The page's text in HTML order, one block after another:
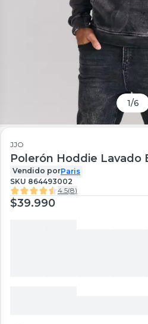
1/6
JJO
Polerón Hoddie Lavado
Vendido porParis
SKU 864493002
4.5(8)
$39.990